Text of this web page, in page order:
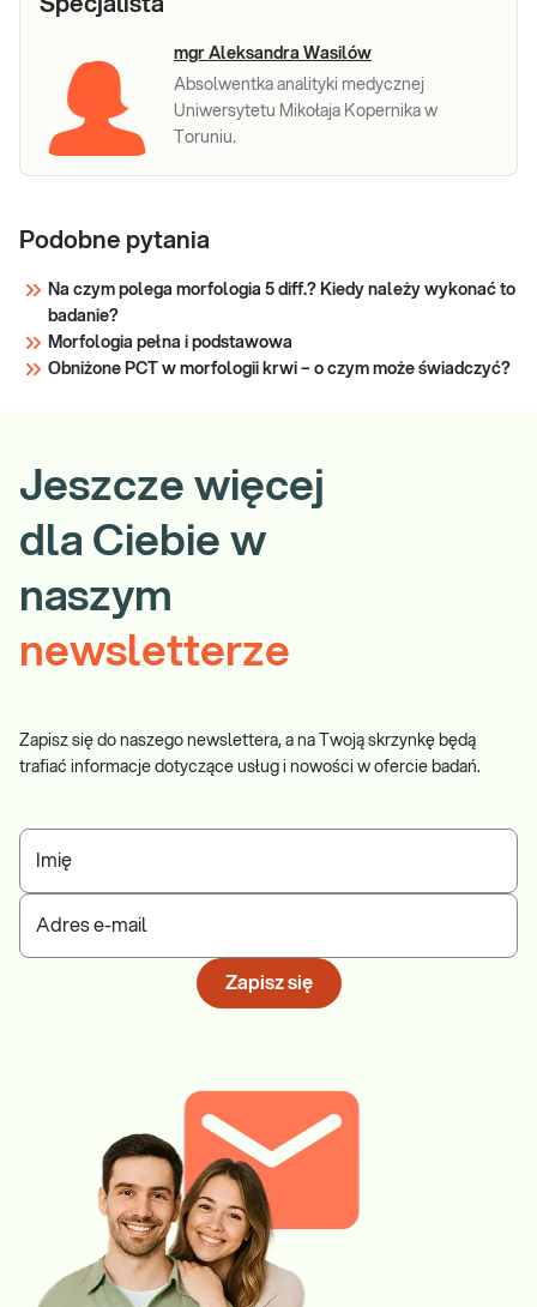
Specjalista
mgr Aleksandra Wasilów
Absolwentka analityki medycznej
Uniwersytetu Mikołaja Kopernika w
Toruniu.
Podobne pytania
Na czym polega morfologia 5 diff.? Kiedy należy wykonać to
badanie?
Morfologia pełna i podstawowa
Obniżone PCT w morfologii krwi – o czym może świadczyć?
Jeszcze więcej
dla Ciebie w
naszym
newsletterze
Zapisz się do naszego newslettera, a na Twoją skrzynkę będą
trafiać informacje dotyczące usług i nowości w ofercie badań.
Imię
Adres e-mail
Zapisz się